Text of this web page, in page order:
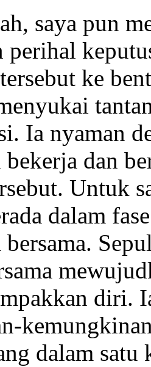
saya pun
perihal
ke
Ia nyaman
dan
Untuk
dalam
diri.
dalam satu